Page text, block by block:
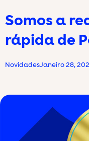
Somos a
rápida de
NovidadesJaneiro 28,